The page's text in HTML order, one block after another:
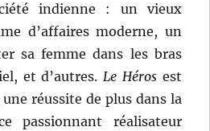
indienne : un vieux
d’affaires moderne, un
sa femme dans les bras
et d’autres.Le Hérosest
réussite de plus dans la
passionnant réalisateur